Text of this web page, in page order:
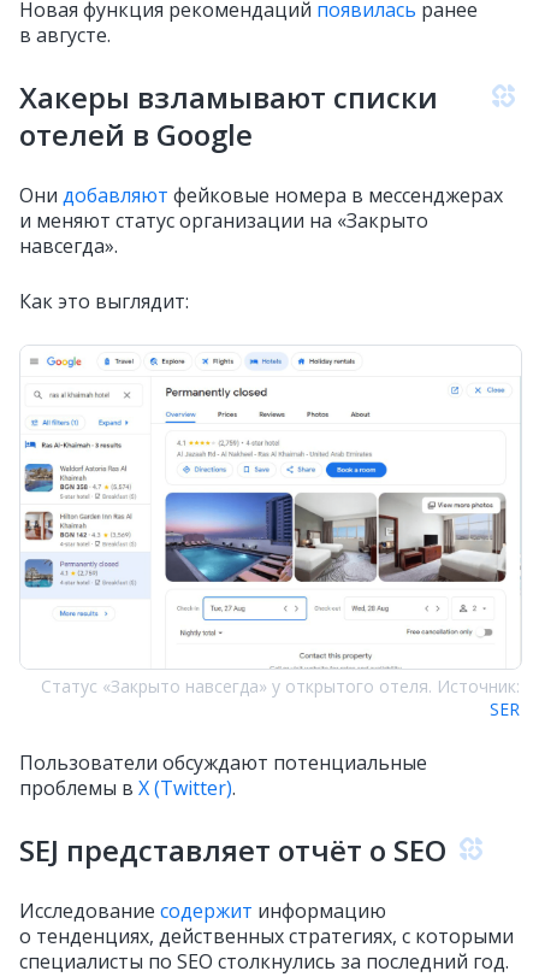
Новая функция рекомендаций появилась ранее
в августе.
Хакеры взламывают списки
отелей в Google
Они добавляют фейковые номера в мессенджерах
и меняют статус организации на «Закрыто
навсегда».
Как это выглядит:
Статус «Закрыто навсегда» у открытого отеля. Источник:
SER
Пользователи обсуждают потенциальные
проблемы в X (Twitter).
SEJ представляет отчёт о SEO
Исследование содержит информацию
о тенденциях, действенных стратегиях, с которыми
специалисты по SEO столкнулись за последний год.